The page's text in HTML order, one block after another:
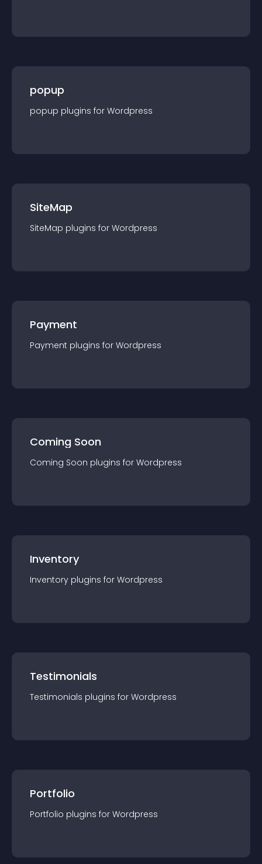
popup
popup plugins for Wordpress
SiteMap
SiteMap plugins for Wordpress
Payment
Payment plugins for Wordpress
Coming Soon
Coming Soon plugins for Wordpress
Inventory
Inventory plugins for Wordpress
Testimonials
Testimonials plugins for Wordpress
Portfolio
Portfolio plugins for Wordpress